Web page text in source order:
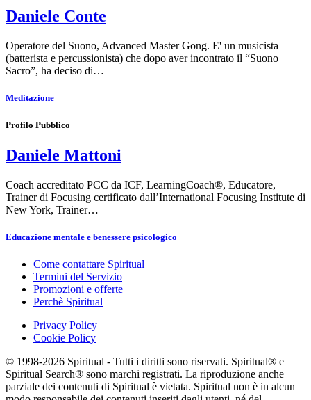
Daniele Conte
Operatore del Suono, Advanced Master Gong. E' un musicista
(batterista e percussionista) che dopo aver incontrato il “Suono
Sacro”, ha deciso di…
Meditazione
Profilo Pubblico
Daniele Mattoni
Coach accreditato PCC da ICF, LearningCoach®, Educatore,
Trainer di Focusing certificato dall’International Focusing Institute di
New York, Trainer…
Educazione mentale e benessere psicologico
Come contattare Spiritual
Termini del Servizio
Promozioni e offerte
Perchè Spiritual
Privacy Policy
Cookie Policy
© 1998-2026 Spiritual - Tutti i diritti sono riservati. Spiritual® e
Spiritual Search® sono marchi registrati. La riproduzione anche
parziale dei contenuti di Spiritual è vietata. Spiritual non è in alcun